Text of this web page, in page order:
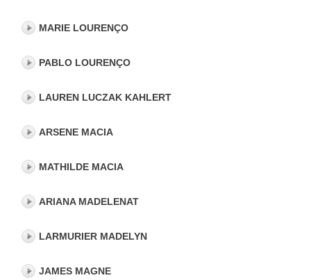
MARIE LOURENÇO
PABLO LOURENÇO
LAUREN LUCZAK KAHLERT
ARSENE MACIA
MATHILDE MACIA
ARIANA MADELENAT
LARMURIER MADELYN
JAMES MAGNE